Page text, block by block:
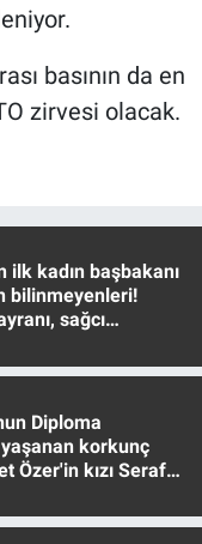
basının da en
zirvesi olacak.
ilk kadın başbakanı
bilinmeyenleri!
sağcı
Diploma
yaşanan korkunç
Özer'in kızı Seraf